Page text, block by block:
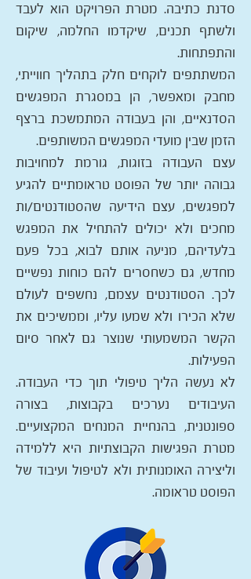
סדנת כתיבה. מטרת הפרויקט הוא לעבד
ולשתף תכנים, שיקדמו החלמה, שיקום
והתפתחות.
המשתתפים לוקחים חלק בתהליך חווייתי,
מחבק ומאפשר, הן במסגרת המפגשים
הסדנאיים, והן בעבודה המתמשכת ברצף
הזמן שבין מועדי המפגשים המשותפים.
עצם העבודה בזוגות, גורמת למחויבות
גבוהה יותר של הפוסט טראומתיים להגיע
למפגשים, עצם הידיעה שהסטודנטים/ות
מחכים ולא יכולים להתחיל את המפגש
בלעדיהם, מניעה אותם לבוא, בכל פעם
מחדש, גם כשחסרים להם כוחות נפשיים
לכך. הסטודנטים עצמם, נחשפים לעולם
שלא הכירו ולא שמעו עליו, וממשיכים את
הקשר המשמעותי שנוצר גם לאחר סיום
הפעילות.
לא נעשה הליך טיפולי תוך כדי העבודה.
העיבודים נערכים בקבוצות, בצורה
ספונטנית, בהנחיית המנחים המקצועיים.
מטרת הפגישות הקבוצתיות היא ללמידה
וליצירה האומנותית ולא לטיפול ועיבוד של
הפוסט טראומה.